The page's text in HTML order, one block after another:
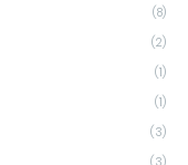
(8)
(2)
(1)
(1)
(3)